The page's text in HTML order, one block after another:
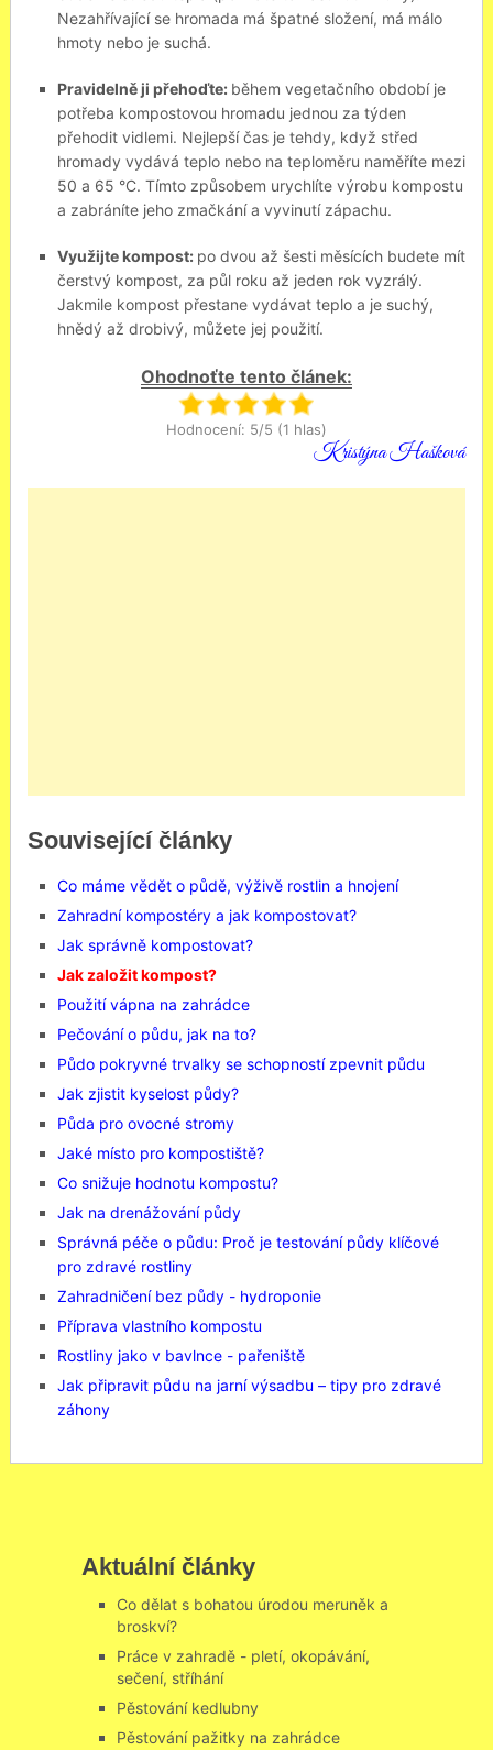
Nezahřívající se hromada má špatné složení, má málo
hmoty nebo je suchá.
Pravidelně ji přehoďte: během vegetačního období je
potřeba kompostovou hromadu jednou za týden
přehodit vidlemi. Nejlepší čas je tehdy, když střed
hromady vydává teplo nebo na teploměru naměříte mezi
50 a 65 °C. Tímto způsobem urychlíte výrobu kompostu
a zabráníte jeho zmačkání a vyvinutí zápachu.
Využijte kompost: po dvou až šesti měsících budete mít
čerstvý kompost, za půl roku až jeden rok vyzrálý.
Jakmile kompost přestane vydávat teplo a je suchý,
hnědý až drobivý, můžete jej použití.
Ohodnoťte tento článek:
Hodnocení: 5/5 (1 hlas)
Kristýna Hašková
Související články
Co máme vědět o půdě, výživě rostlin a hnojení
Zahradní kompostéry a jak kompostovat?
Jak správně kompostovat?
Jak založit kompost?
Použití vápna na zahrádce
Pečování o půdu, jak na to?
Půdo pokryvné trvalky se schopností zpevnit půdu
Jak zjistit kyselost půdy?
Půda pro ovocné stromy
Jaké místo pro kompostiště?
Co snižuje hodnotu kompostu?
Jak na drenážování půdy
Správná péče o půdu: Proč je testování půdy klíčové
pro zdravé rostliny
Zahradničení bez půdy - hydroponie
Příprava vlastního kompostu
Rostliny jako v bavlnce - pařeniště
Jak připravit půdu na jarní výsadbu – tipy pro zdravé
záhony
Aktuální články
Co dělat s bohatou úrodou meruněk a
broskví?
Práce v zahradě - pletí, okopávání,
sečení, stříhání
Pěstování kedlubny
Pěstování pažitky na zahrádce